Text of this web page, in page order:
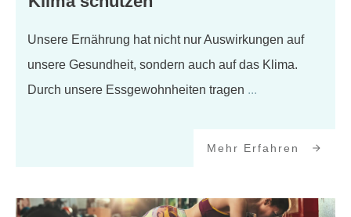
Unsere Ernährung hat nicht nur Auswirkungen auf
unsere Gesundheit, sondern auch auf das Klima.
Durch unsere Essgewohnheiten tragen ...
Mehr Erfahren